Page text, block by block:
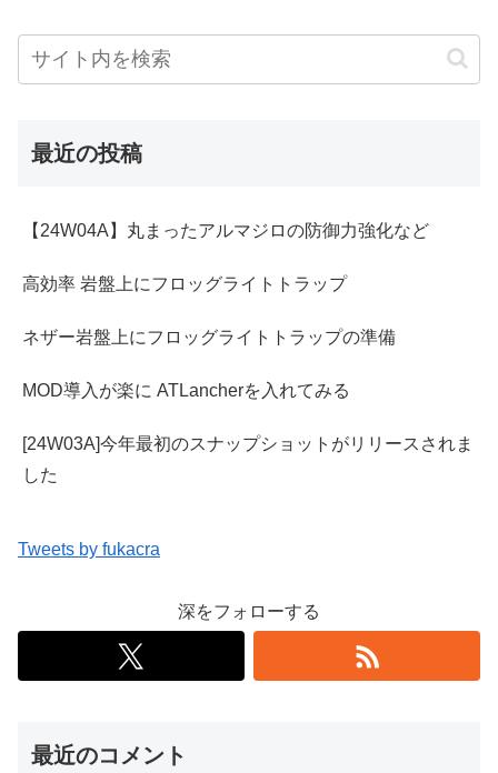
最近の投稿
【24W04A】丸まったアルマジロの防御力強化など
高効率 岩盤上にフロッグライトトラップ
ネザー岩盤上にフロッグライトトラップの準備
MOD導入が楽に ATLancherを入れてみる
[24W03A]今年最初のスナップショットがリリースされま
した
Tweets by fukacra
深をフォローする
最近のコメント